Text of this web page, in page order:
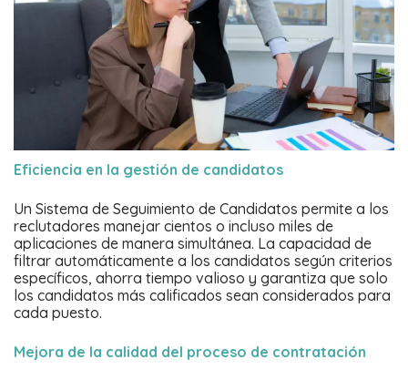
Eficiencia en la gestión de candidatos
Un Sistema de Seguimiento de Candidatos permite a los
reclutadores manejar cientos o incluso miles de
aplicaciones de manera simultánea. La capacidad de
filtrar automáticamente a los candidatos según criterios
específicos, ahorra tiempo valioso y garantiza que solo
los candidatos más calificados sean considerados para
cada puesto.
Mejora de la calidad del proceso de contratación